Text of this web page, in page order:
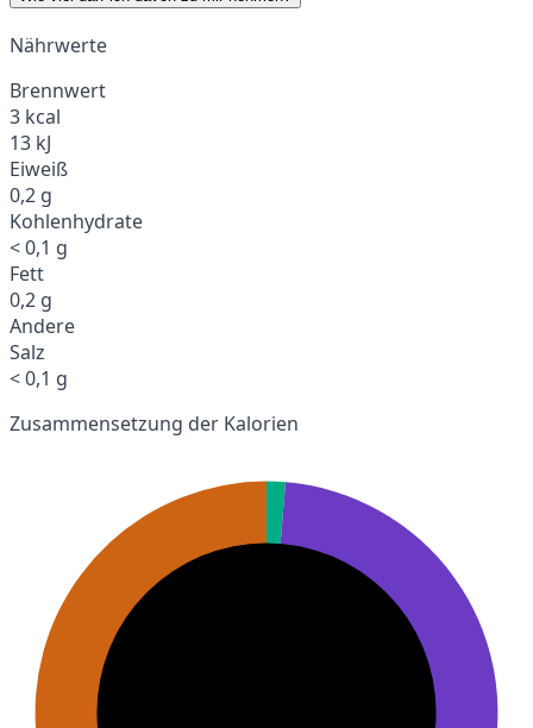
Nährwerte
Brennwert
3 kcal
13 kJ
Eiweiß
0,2 g
Kohlenhydrate
< 0,1 g
Fett
0,2 g
Andere
Salz
< 0,1 g
Zusammensetzung der Kalorien